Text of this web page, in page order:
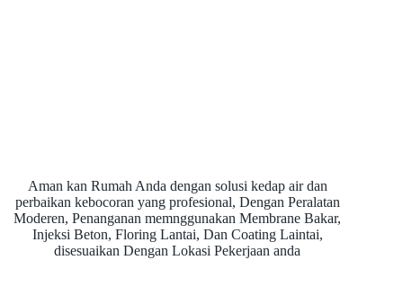
Aman kan Rumah Anda dengan solusi kedap air dan
perbaikan kebocoran yang profesional, Dengan Peralatan
Moderen, Penanganan memnggunakan Membrane Bakar,
Injeksi Beton, Floring Lantai, Dan Coating Laintai,
disesuaikan Dengan Lokasi Pekerjaan anda